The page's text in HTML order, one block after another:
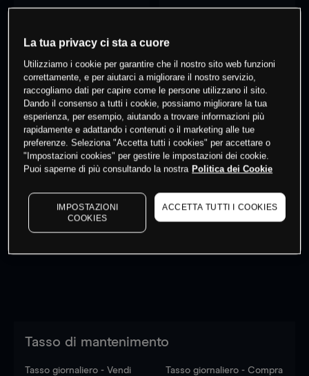
0 % dei clienti hanno posizioni
questo prodotto
Fai trading
I prezzi sono solo indicativi. Accediper vedere gli ultimi
dati di mercato
to see latest market data
Tasso di mantenimento
Tasso giornaliero - Vendi Tasso giornaliero - Compra
La tua privacy ci sta a cuore
Utilizziamo i cookie per garantire che il nostro sito web funzioni
correttamente, e per aiutarci a migliorare il nostro servizio,
raccogliamo dati per capire come le persone utilizzano il sito.
Dando il consenso a tutti i cookie, possiamo migliorare la tua
esperienza, per esempio, aiutando a trovare informazioni più
rapidamente e adattando i contenuti o il marketing alle tue
preferenze. Seleziona "Accetta tutti i cookies" per accettare o
"Impostazioni cookies" per gestire le impostazioni dei cookie.
Puoi saperne di più consultando la nostra Politica dei Cookie
IMPOSTAZIONI
COOKIES
ACCETTA TUTTI I COOKIES